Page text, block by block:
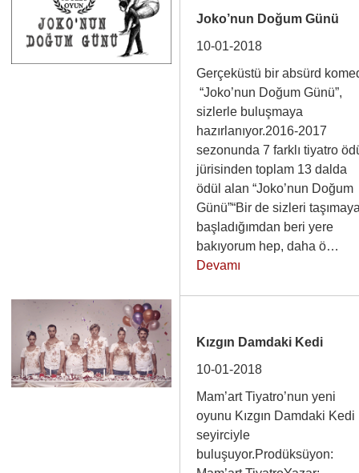
Joko’nun Doğum Günü
10-01-2018
Gerçeküstü bir absürd
“Joko’nun Doğum Günü”,
sizlerle buluşmaya
hazırlanıyor.2016-2017
sezonunda 7 farklı tiyatro
jürisinden toplam 13 dalda
ödül alan “Joko’nun Doğum
Günü”“Bir de sizleri
başladığımdan beri yere
bakıyorum hep, daha ö…
Devamı
Kızgın Damdaki Kedi
10-01-2018
Mam’art Tiyatro’nun yeni
oyunu Kızgın Damdaki Kedi
seyirciyle
buluşuyor.Prodüksüyon: